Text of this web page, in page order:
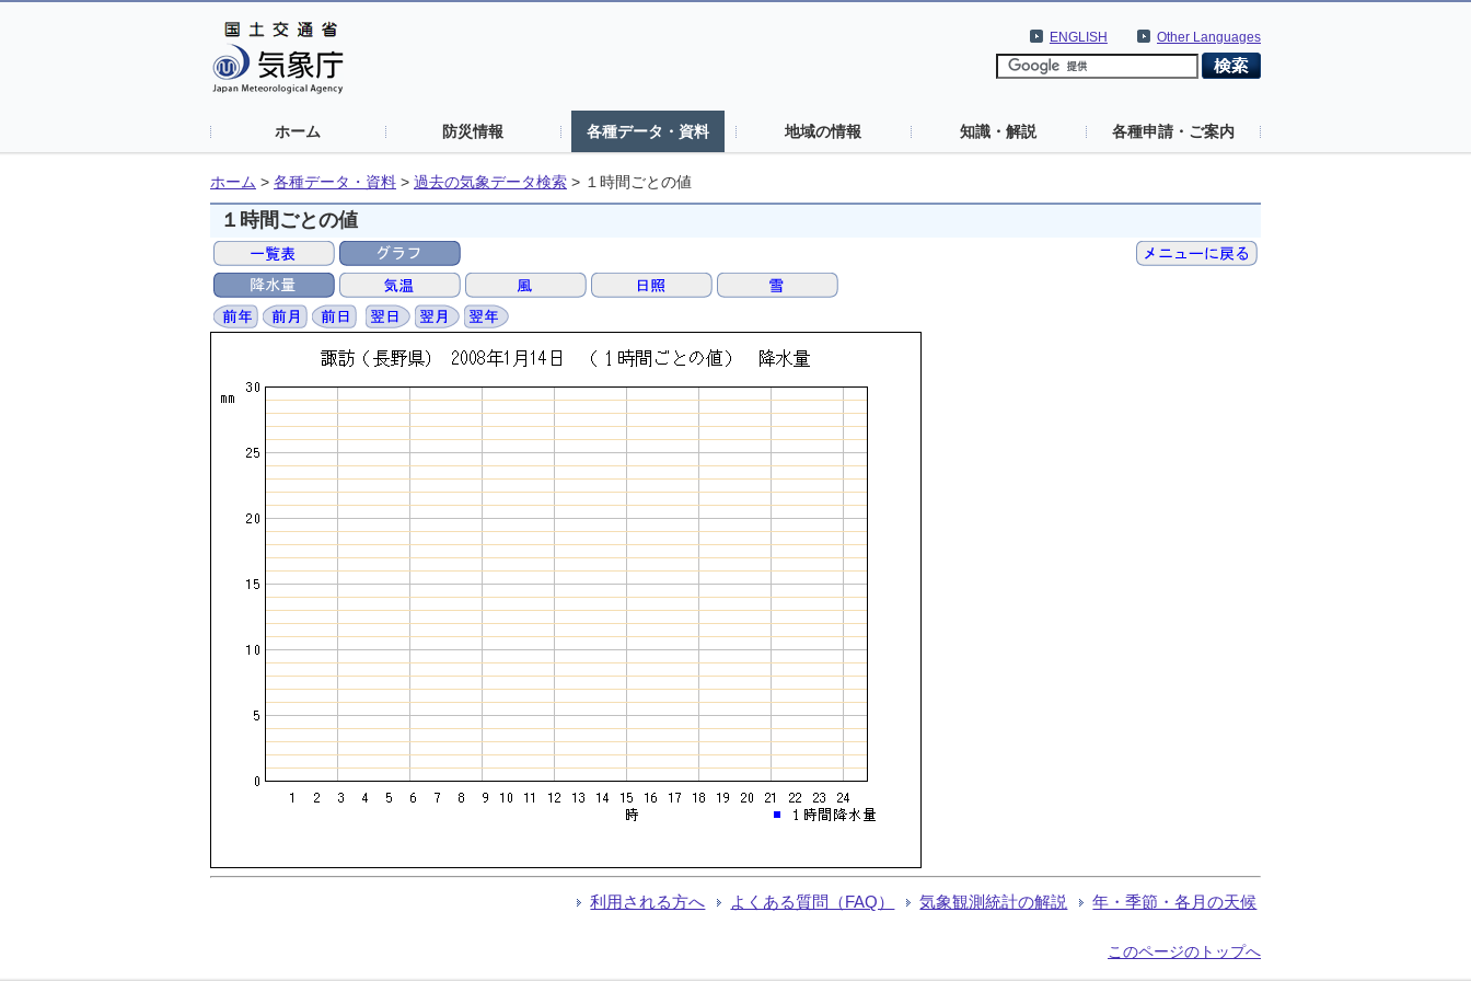
Other Languages
ENGLISH
ホーム 防災情報 各種データ・資料 地域の情報 知識・解説 各種申請・ご案内
ホーム > 各種データ・資料 > 過去の気象データ検索 > １時間ごとの値
１時間ごとの値
利用される方へ よくある質問（FAQ） 気象観測統計の解説 年・季節・各月の天候
このページのトップへ